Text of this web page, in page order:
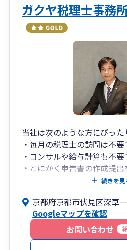
ガクヤ税理士事務
当社は次のような方にぴった
・毎月の税理士の訪問は不要
・コンサルや給与計算も不要
・とにかく申告書の作成提出
・時間をとって対面で話すよ
・税理士費用はできるだけ抑
当社は毎月の顧問料を一切頂
に一回、申告の際に料金を
続きを見
京都府京都市伏見区深草
Googleマップを確認
お問い合わせ